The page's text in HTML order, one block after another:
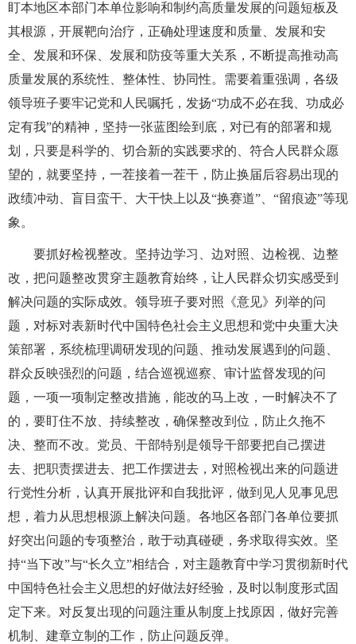
盯本地区本部门本单位影响和制约高质量发展的问题短板及
其根源，开展靶向治疗，正确处理速度和质量、发展和安
全、发展和环保、发展和防疫等重大关系，不断提高推动高
质量发展的系统性、整体性、协同性。需要着重强调，各级
领导班子要牢记党和人民嘱托，发扬“功成不必在我、功成必
定有我”的精神，坚持一张蓝图绘到底，对已有的部署和规
划，只要是科学的、切合新的实践要求的、符合人民群众愿
望的，就要坚持，一茬接着一茬干，防止换届后容易出现的
政绩冲动、盲目蛮干、大干快上以及“换赛道”、“留痕迹”等现
象。
要抓好检视整改。坚持边学习、边对照、边检视、边整
改，把问题整改贯穿主题教育始终，让人民群众切实感受到
解决问题的实际成效。领导班子要对照《意见》列举的问
题，对标对表新时代中国特色社会主义思想和党中央重大决
策部署，系统梳理调研发现的问题、推动发展遇到的问题、
群众反映强烈的问题，结合巡视巡察、审计监督发现的问
题，一项一项制定整改措施，能改的马上改，一时解决不了
的，要盯住不放、持续整改，确保整改到位，防止久拖不
决、整而不改。党员、干部特别是领导干部要把自己摆进
去、把职责摆进去、把工作摆进去，对照检视出来的问题进
行党性分析，认真开展批评和自我批评，做到见人见事见思
想，着力从思想根源上解决问题。各地区各部门各单位要抓
好突出问题的专项整治，敢于动真碰硬，务求取得实效。坚
持“当下改”与“长久立”相结合，对主题教育中学习贯彻新时代
中国特色社会主义思想的好做法好经验，及时以制度形式固
定下来。对反复出现的问题注重从制度上找原因，做好完善
机制、建章立制的工作，防止问题反弹。